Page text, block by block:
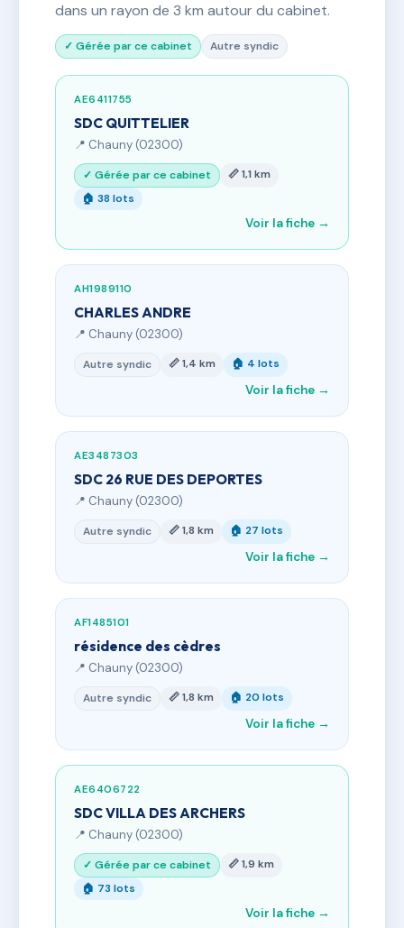
dans un rayon de 3 km autour du cabinet.
✓ Gérée par ce cabinet Autre syndic
AE6411755
SDC QUITTELIER
📍 Chauny (02300)
✓ Gérée par ce cabinet
📏 1,1 km
🏠 38 lots
Voir la fiche →
AH1989110
CHARLES ANDRE
📍 Chauny (02300)
Autre syndic 📏 1,4 km 🏠 4 lots
Voir la fiche →
AE3487303
SDC 26 RUE DES DEPORTES
📍 Chauny (02300)
Autre syndic 📏 1,8 km 🏠 27 lots
Voir la fiche →
AF1485101
résidence des cèdres
📍 Chauny (02300)
Autre syndic 📏 1,8 km 🏠 20 lots
Voir la fiche →
AE6406722
SDC VILLA DES ARCHERS
📍 Chauny (02300)
✓ Gérée par ce cabinet
📏 1,9 km
🏠 73 lots
Voir la fiche →